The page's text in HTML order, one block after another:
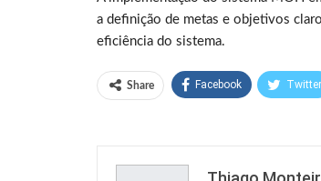
a definição de metas e objetivos
eficiência do sistema.
Share Facebook Twitter